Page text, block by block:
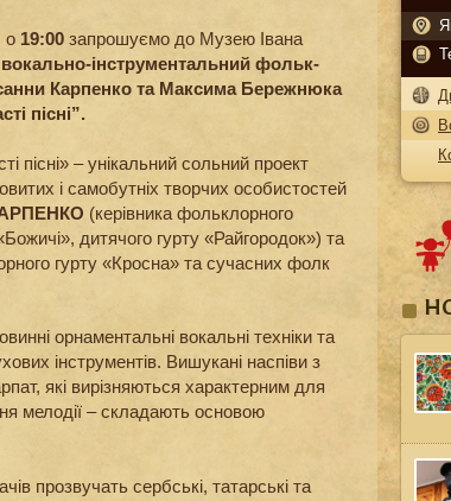
о 19:00 запрошуємо до Музею Івана
вокально-інструментальний фольк-
Карпенко та Максима Бережнюка
пісні”.
пісні» – унікальний сольний проект
і самобутніх творчих особистостей
(керівника фольклорного
дитячого гурту «Райгородок») та
гурту «Кросна» та сучасних фолк
орнаментальні вокальні техніки та
інструментів. Вишукані наспіви з
які вирізняються характерним для
мелодії – складають основою
прозвучать сербські, татарські та